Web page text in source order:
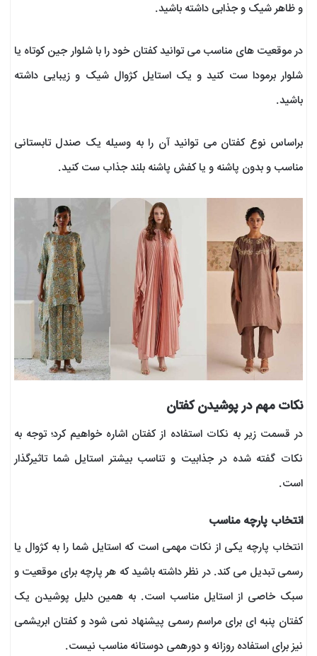
و ظاهر شیک و جذابی داشته باشید.
در موقعیت های مناسب می توانید کفتان خود را با شلوار جین کوتاه یا
شلوار برمودا ست کنید و یک استایل کژوال شیک و زیبایی داشته
باشید.
براساس نوع کفتان می توانید آن را به وسیله یک صندل تابستانی
مناسب و بدون پاشنه و یا کفش پاشنه بلند جذاب ست کنید.
نکات مهم در پوشیدن کفتان
در قسمت زیر به نکات استفاده از کفتان اشاره خواهیم کرد؛ توجه به
نکات گفته شده در جذابیت و تناسب بیشتر استایل شما تاثیرگذار
است.
انتخاب پارچه مناسب
انتخاب پارچه یکی از نکات مهمی است که استایل شما را به کژوال یا
رسمی تبدیل می کند. در نظر داشته باشید که هر پارچه برای موقعیت و
سبک خاصی از استایل مناسب است. به همین دلیل پوشیدن یک
کفتان پنبه ای برای مراسم رسمی پیشنهاد نمی شود و کفتان ابریشمی
نیز برای استفاده روزانه و دورهمی دوستانه مناسب نیست.